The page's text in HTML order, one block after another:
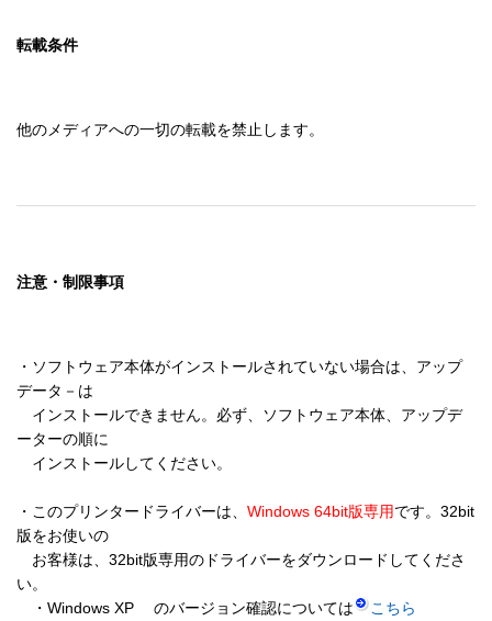
転載条件
他のメディアへの一切の転載を禁止します。
注意・制限事項
・ソフトウェア本体がインストールされていない場合は、アップ
データ－は
インストールできません。必ず、ソフトウェア本体、アップデ
ーターの順に
インストールしてください。
・このプリンタードライバーは、 Windows 64bit版専用です。32bit
版をお使いの
お客様は、32bit版専用のドライバーをダウンロードしてくださ
い。
・Windows XP 　のバージョン確認については
こちら